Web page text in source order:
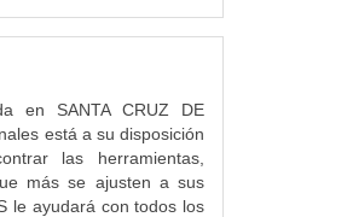
en SANTA CRUZ DE
está a su disposición
las herramientas,
más se ajusten a sus
le ayudará con todos los